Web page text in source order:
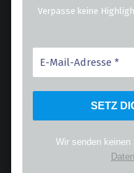
Verpasse keine
Wir senden keinen